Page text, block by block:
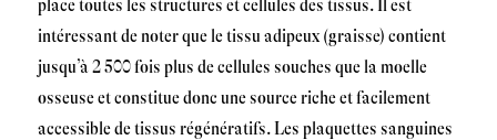
place toutes les structures et cellules des tissus. Il est
intéressant de noter que le tissu adipeux (graisse) contient
jusqu’à 2 500 fois plus de cellules souches que la moelle
osseuse et constitue donc une source riche et facilement
accessible de tissus régénératifs. Les plaquettes sanguines